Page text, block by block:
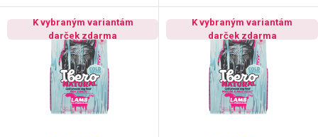
K vybraným variantám
darček zdarma
K vybraným variantám
darček zdarma